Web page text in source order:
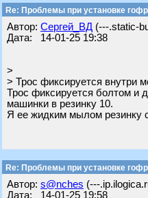
Re: Проблемы при установке
Автор: Сергей_ВД (---.static-
Дата: 14-01-25 19:38
>
> Трос фиксируется внутри
Трос фиксируется болтом и
машинки в резинку 10.
Я ее жидким мылом резинку
Re: Проблемы при установке
Автор: s@nches (---
Дата: 14-01-25 19:58